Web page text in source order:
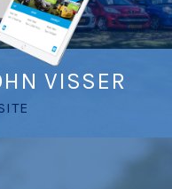
VISSER